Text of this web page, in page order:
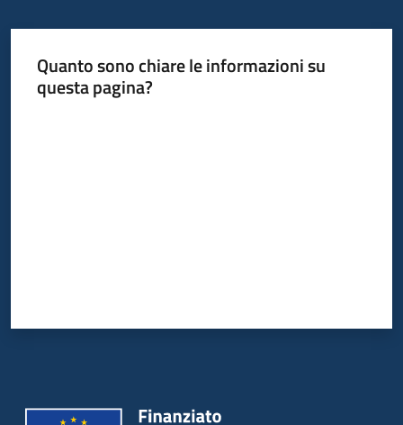
Quanto sono chiare le informazioni su
questa pagina?